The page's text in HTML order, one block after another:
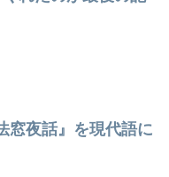
窓夜話』を現代語に